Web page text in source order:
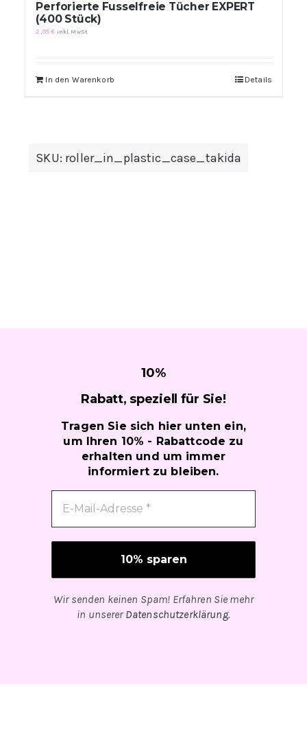
Perforierte Fusselfreie Tücher EXPERT
(400 Stück)
2,95€ inkl. MwSt.
In den Warenkorb Details
SKU: roller_in_plastic_case_takida
10%
Rabatt, speziell für Sie!
Tragen Sie sich hier unten ein,
um Ihren 10% - Rabattcode zu
erhalten und um immer
informiert zu bleiben.
Wir senden keinen Spam! Erfahren Sie mehr
in unserer Datenschutzerklärung.